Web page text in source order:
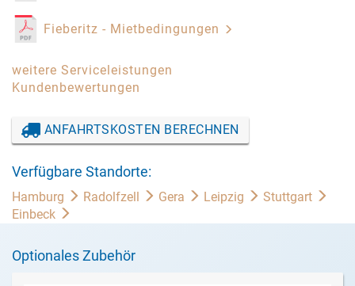
Fieberitz - Mietbedingungen
weitere Serviceleistungen
Kundenbewertungen
ANFAHRTSKOSTEN BERECHNEN
Verfügbare Standorte:
Hamburg Radolfzell Gera Leipzig
Stuttgart
Einbeck
Optionales Zubehör